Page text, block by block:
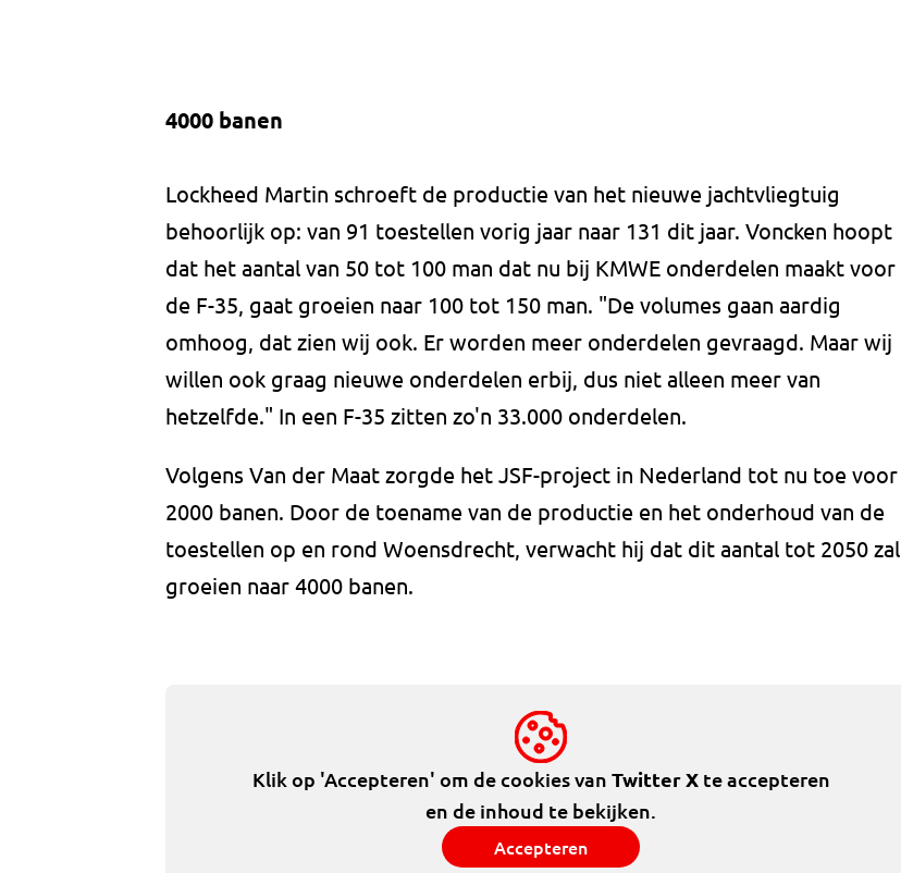
4000 banen
Lockheed Martin schroeft de productie van het nieuwe jachtvliegtuig
behoorlijk op: van 91 toestellen vorig jaar naar 131 dit jaar. Voncken hoopt
dat het aantal van 50 tot 100 man dat nu bij KMWE onderdelen maakt voor
de F-35, gaat groeien naar 100 tot 150 man. "De volumes gaan aardig
omhoog, dat zien wij ook. Er worden meer onderdelen gevraagd. Maar wij
willen ook graag nieuwe onderdelen erbij, dus niet alleen meer van
hetzelfde." In een F-35 zitten zo'n 33.000 onderdelen.
Volgens Van der Maat zorgde het JSF-project in Nederland tot nu toe voor
2000 banen. Door de toename van de productie en het onderhoud van de
toestellen op en rond Woensdrecht, verwacht hij dat dit aantal tot 2050 zal
groeien naar 4000 banen.
Klik op 'Accepteren' om de cookies van Twitter Xte accepteren
en de inhoud te bekijken.
Accepteren